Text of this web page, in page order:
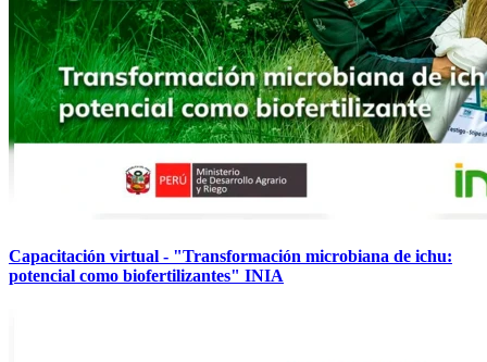
Capacitación virtual - "Transformación microbiana de ichu:
potencial como biofertilizantes" INIA